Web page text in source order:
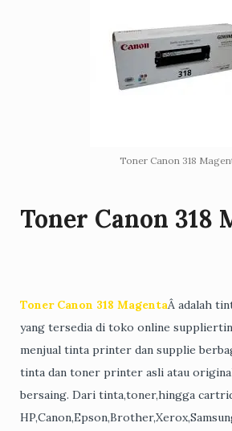
Toner Canon 318
Toner Canon 318
Toner Canon 318 MagentaÂ adalah
yang tersedia di toko online
menjual tinta printer dan supplie
tinta dan toner printer asli atau
bersaing. Dari tinta,toner,hingga